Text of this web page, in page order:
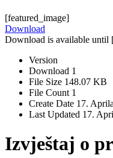
[featured_image]
Download
Download is available until
Version
Download 1
File Size 148.07 KB
File Count 1
Create Date 17.
Last Updated 17.
Izvještaj o